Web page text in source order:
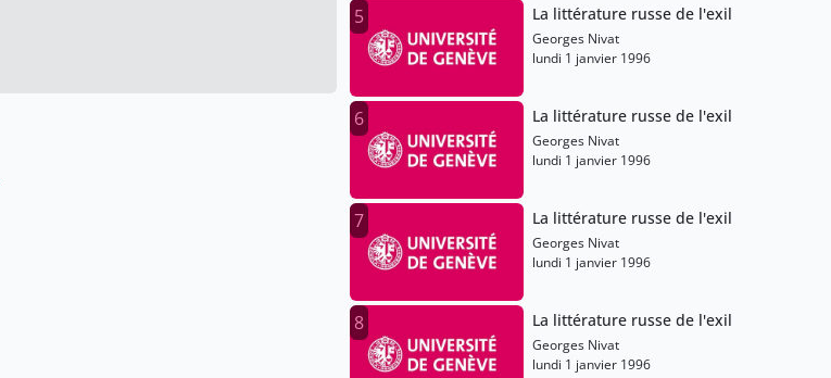
5 La littérature russe de l'exil
Georges Nivat
lundi 1 janvier 1996
6 La littérature russe de l'exil
Georges Nivat
lundi 1 janvier 1996
7 La littérature russe de l'exil
Georges Nivat
lundi 1 janvier 1996
8 La littérature russe de l'exil
Georges Nivat
lundi 1 janvier 1996